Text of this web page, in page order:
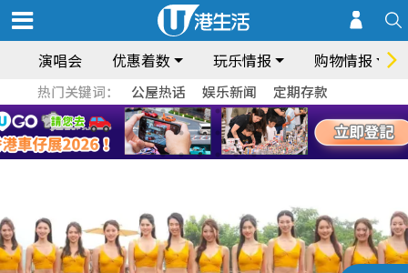
演唱会 优惠着数 玩乐情报 购物情报
热门关键词： 公屋热话 娱乐新闻 定期存款